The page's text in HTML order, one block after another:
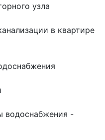
узла
в квартире
водоснабжения -